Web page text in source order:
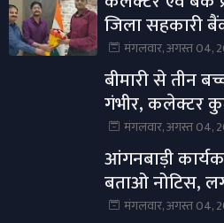
जिला सहकारी
सौजन्य भेंट।
मंगलवार, अगस्त 04,
बीमारी से तीन
गंभीर, कलेक्टर
गांवों में स्वास्थ्य
मंगलवार, अगस्त 04,
आंगनबाड़ी
बताओ नोटिस,
लापरवाही पर होगी
मंगलवार, अगस्त 04,